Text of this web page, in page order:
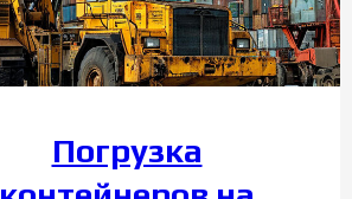
Погрузка